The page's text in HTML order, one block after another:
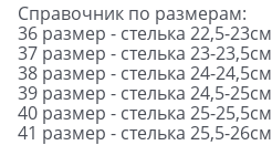
Справочник по размерам:
36 размер - стелька 22,5-23см
37 размер - стелька 23-23,5см
38 размер - стелька 24-24,5см
39 размер - стелька 24,5-25см
40 размер - стелька 25-25,5см
41 размер - стелька 25,5-26см